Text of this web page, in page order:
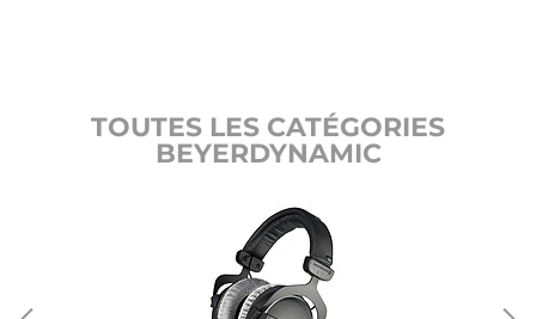
TOUTES LES CATÉGORIES
BEYERDYNAMIC